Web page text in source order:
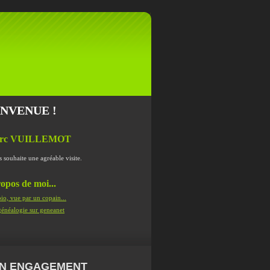
!
VUILLEMOT
souhaite une agréable visite.
de moi...
vue par un copain...
sur geneanet
ENGAGEMENT